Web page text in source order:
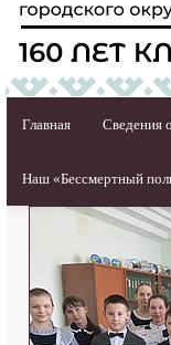
Главная Сведения
Наш «Бессмертный